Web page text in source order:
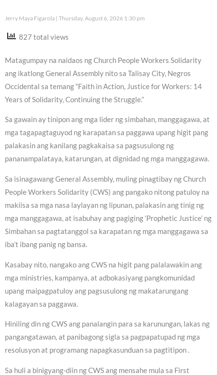
Jerry Maya Figarola Thursday, August 6, 2026 1:30 pm
827 total views
Matagumpay na naidaos ng Church People Workers Solidarity
ang ikatlong General Assembly nito sa Talisay City, Negros
Occidental sa temang “Faith in Action, Justice for Workers: 14
Years of Solidarity, Continuing the Struggle.”
Sa gawain ay tinipon ang mga lider ng simbahan, manggagawa, at
mga tagapagtaguyod ng karapatan sa paggawa upang higit pang
palakasin ang kanilang pagkakaisa sa pagsusulong ng
pananampalataya, katarungan, at dignidad ng mga manggagawa.
Sa isinagawang General Assembly, muling pinagtibay ng Church
People Workers Solidarity (CWS) ang pangako nitong patuloy na
makiisa sa mga nasa laylayan ng lipunan, palakasin ang tinig ng
mga manggagawa, at isabuhay ang pagiging ‘Prophetic Justice’ ng
Simbahan sa pagtatanggol sa karapatan ng mga manggagawa sa
iba’t ibang panig ng bansa.
Kasabay nito, nangako ang CWS na higit pang palalawakin ang
mga ministries, kampanya, at adbokasiyang pangkomunidad
upang maipagpatuloy ang pagsusulong ng makatarungang
kalagayan sa paggawa.
Hiniling din ng CWS ang panalangin para sa karunungan, lakas ng
pangangatawan, at panibagong sigla sa pagpapatupad ng mga
resolusyon at programang napagkasunduan sa pagtitipon .
Sa huli a binigyang-diin ng CWS ang mensahe mula sa First